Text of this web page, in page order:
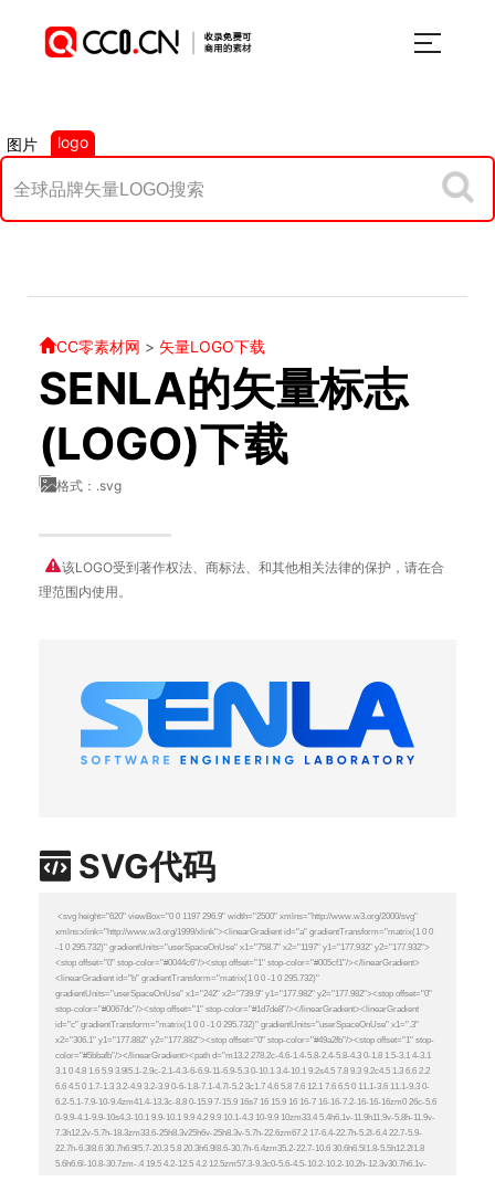
图片 logo
CC零素材网 > 矢量LOGO下载
SENLA的矢量标志
(LOGO)下载
格式：.svg
该LOGO受到著作权法、商标法、和其他相关法律的保护，请在合
理范围内使用。
SVG代码